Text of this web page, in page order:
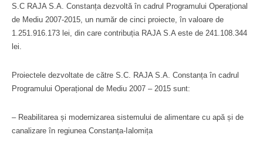
S.C RAJA S.A. Constanța dezvoltă în cadrul Programului Operațional
de Mediu 2007-2015, un număr de cinci proiecte, în valoare de
1.251.916.173 lei, din care contribuția RAJA S.A este de 241.108.344
lei.
Proiectele dezvoltate de către S.C. RAJA S.A. Constanța în cadrul
Programului Operațional de Mediu 2007 – 2015 sunt:
– Reabilitarea și modernizarea sistemului de alimentare cu apă și de
canalizare în regiunea Constanța-Ialomița